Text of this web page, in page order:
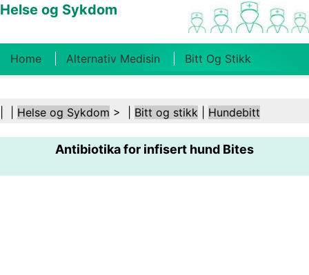
Helse og Sykdom
Home Alternativ Medisin Bitt Og Stikk
Kosthold Og Ernæring Familiehelse
Helsebransjen Psykisk Helse Folkehelse Og
Sikkerhet Kirurgi Og Prosedyrer Helse
Helse og Sykdom > | Bitt og stikk Hundebitt
Antibiotika for infisert hund Bites